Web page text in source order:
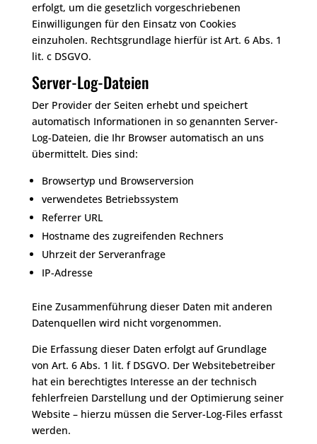
erfolgt, um die gesetzlich vorgeschriebenen
Einwilligungen für den Einsatz von Cookies
einzuholen. Rechtsgrundlage hierfür ist Art. 6 Abs. 1
lit. c DSGVO.
Server-Log-Dateien
Der Provider der Seiten erhebt und speichert
automatisch Informationen in so genannten Server-
Log-Dateien, die Ihr Browser automatisch an uns
übermittelt. Dies sind:
Browsertyp und Browserversion
verwendetes Betriebssystem
Referrer URL
Hostname des zugreifenden Rechners
Uhrzeit der Serveranfrage
IP-Adresse
Eine Zusammenführung dieser Daten mit anderen
Datenquellen wird nicht vorgenommen.
Die Erfassung dieser Daten erfolgt auf Grundlage
von Art. 6 Abs. 1 lit. f DSGVO. Der Websitebetreiber
hat ein berechtigtes Interesse an der technisch
fehlerfreien Darstellung und der Optimierung seiner
Website – hierzu müssen die Server-Log-Files erfasst
werden.